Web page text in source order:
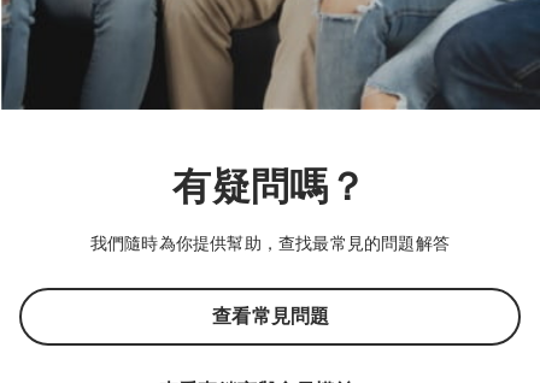
有疑問嗎？
我們隨時為你提供幫助，查找最常見的問題解答
查看常見問題